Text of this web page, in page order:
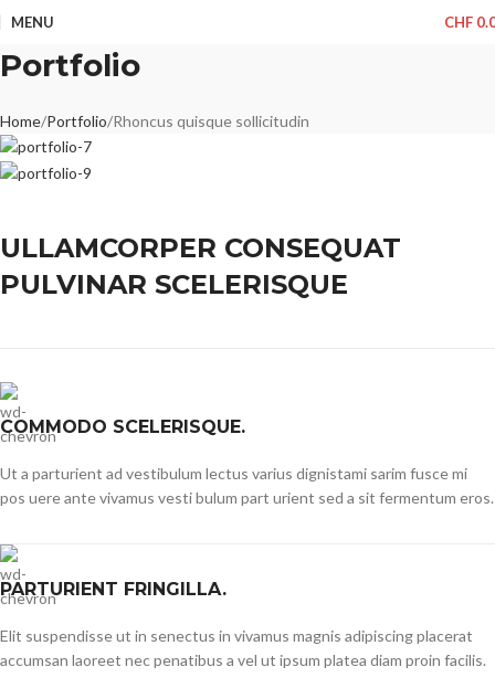
MENU CHF
Portfolio
Home Portfolio Rhoncus quisque sollicitudin
ULLAMCORPER CONSEQUAT
PULVINAR SCELERISQUE
COMMODO SCELERISQUE.
Ut a parturient ad vestibulum lectus varius dignistami sarim fusce mi
pos uere ante vivamus vesti bulum part urient sed a sit fermentum eros.
PARTURIENT FRINGILLA.
Elit suspendisse ut in senectus in vivamus magnis adipiscing placerat
accumsan laoreet nec penatibus a vel ut ipsum platea diam proin facilis.